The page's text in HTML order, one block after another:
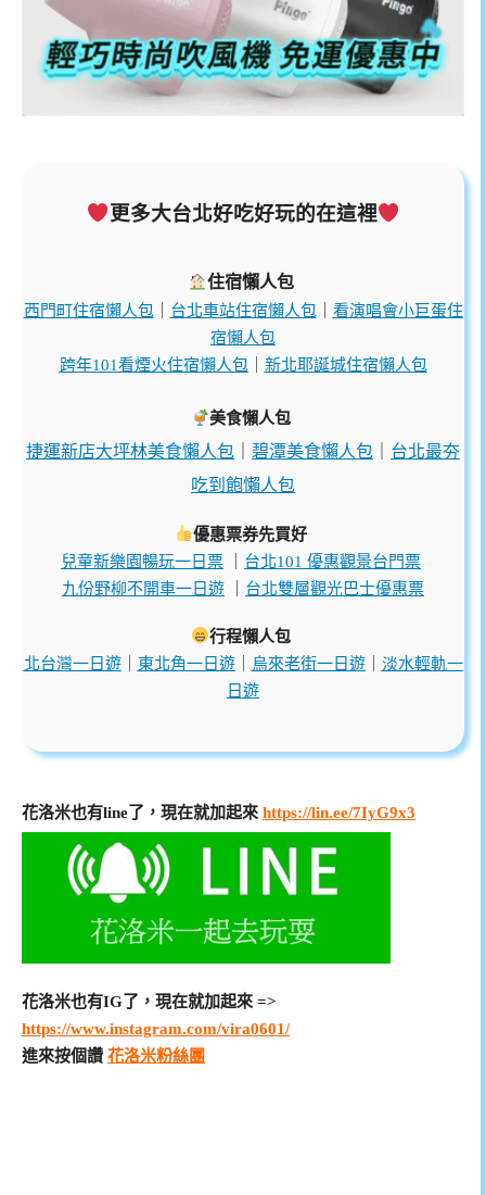
更多大台北好吃好玩的在這裡
住宿懶人包
西門町住宿懶人包｜ 台北車站住宿懶人包｜ 看演唱會小巨蛋住
宿懶人包
跨年101看煙火住宿懶人包｜ 新北耶誕城住宿懶人包
美食懶人包
捷運新店大坪林美食懶人包 碧潭美食懶人包
台北最夯
吃到飽懶人包
優惠票券先買好
兒童新樂園暢玩一日票
台北101 優惠觀景台門票
九份野柳不開車一日遊
台北雙層觀光巴士優惠票
行程懶人包
北台灣一日遊｜ 東北角一日遊｜ 烏來老街一日遊｜ 淡水輕軌一
日遊
花洛米也有line了，現在就加起來 https://lin.ee/7IyG9x3
花洛米也有IG了，現在就加起來 =>
https://www.instagram.com/vira0601/
進來按個讚 花洛米粉絲團